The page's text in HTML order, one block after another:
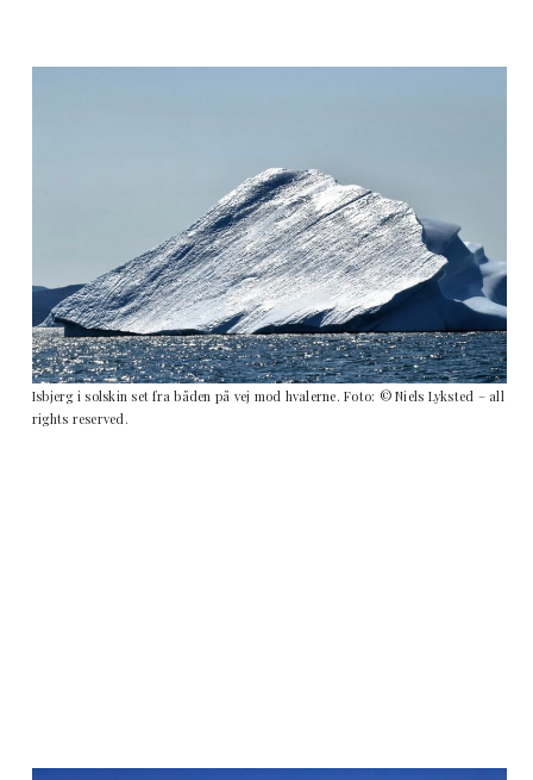
Isbjerg i solskin set fra båden på vej mod hvalerne. Foto: © Niels Lyksted – all
rights reserved.